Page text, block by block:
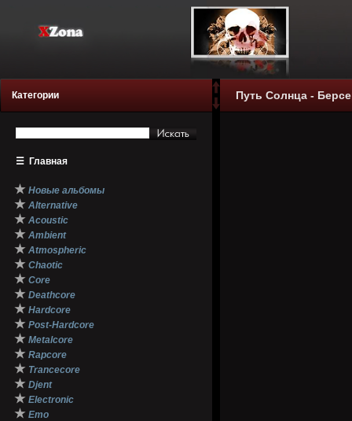
Категории
☰ Главная
★ Новые альбомы
★ Alternative
★ Acoustic
★ Ambient
★ Atmospheric
★ Chaotic
★ Core
★ Deathcore
★ Hardcore
★ Post-Hardcore
★ Metalcore
★ Rapcore
★ Trancecore
★ Djent
★ Electronic
★ Emo
Путь Солнца -